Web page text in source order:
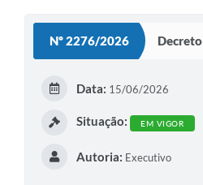
Nº 2276/2026 Decreto
Data: 15/06/2026
Situação: EM VIGOR
Autoria: Executivo